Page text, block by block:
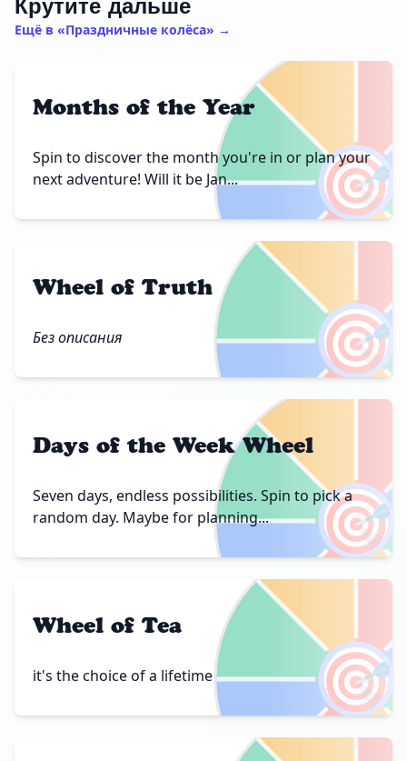
Крутите дальше
Ещё в «Праздничные колёса» →
🎯
Months of the Year
Spin to discover the month you're in or plan your
next adventure! Will it be Jan...
🎯
Wheel of Truth
Без описания
🎯
Days of the Week Wheel
Seven days, endless possibilities. Spin to pick a
random day. Maybe for planning...
🎯
Wheel of Tea
it's the choice of a lifetime